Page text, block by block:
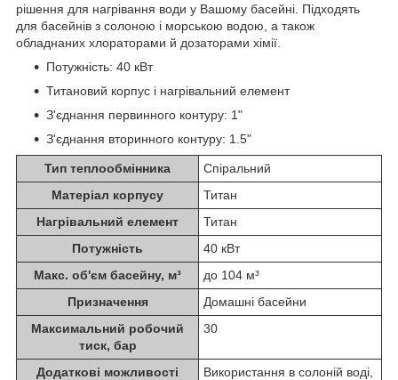
рішення для нагрівання води у Вашому басейні. Підходять
для басейнів з солоною і морською водою, а також
обладнаних хлораторами й дозаторами хімії.
Потужність: 40 кВт
Титановий корпус і нагрівальний елемент
З'єднання первинного контуру: 1"
З'єднання вторинного контуру: 1.5"
Тип теплообмінника
Спіральний
Матеріал корпусу
Титан
Нагрівальний елемент
Титан
Потужність
40 кВт
Макс. об'єм басейну, м³
до 104 м³
Призначення
Домашні басейни
Максимальний робочий
тиск, бар
30
Додаткові можливості
Використання в солоній воді,